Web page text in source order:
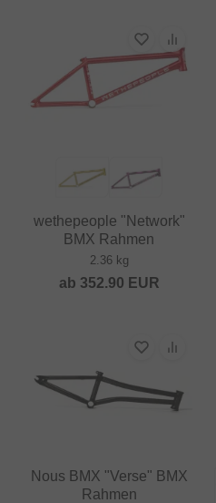
wethepeople "Network"
BMX Rahmen
2.36 kg
ab 352.90 EUR
Nous BMX "Verse" BMX
Rahmen